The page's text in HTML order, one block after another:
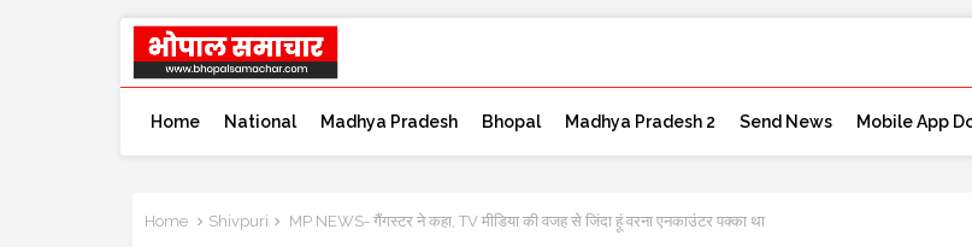
Home National Madhya Pradesh Bhopal Madhya Pradesh 2 Send News Mobile App
Home Shivpuri MP NEWS- गैंगस्टर ने कहा, TV मीडिया की वजह से जिंदा हूं वरना एनकाउंटर पक्का था